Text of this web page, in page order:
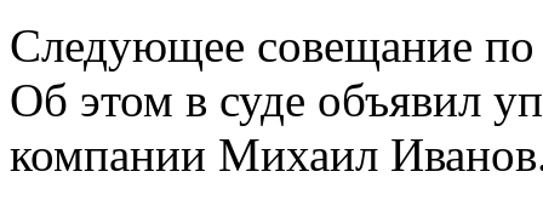
Следующее совещание по
Об этом в суде объявил
компании Михаил